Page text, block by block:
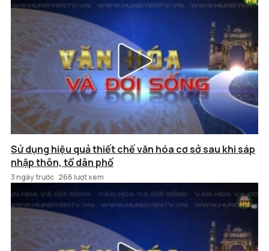
Sử dụng hiệu quả thiết chế văn hóa cơ sở sau khi sáp
nhập thôn, tổ dân phố
3 ngày trước 266 lượt xem